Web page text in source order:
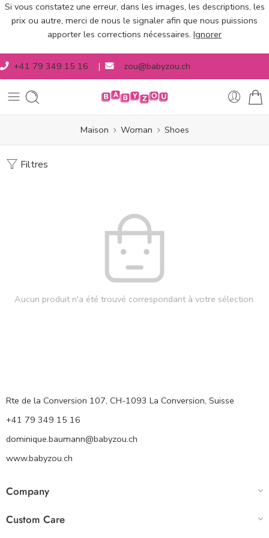
Si vous constatez une erreur, dans les images, les descriptions, les
prix ou autre, merci de nous le signaler afin que nous puissions
apporter les corrections nécessaires. Ignorer
+41 79 349 15 16 | zou@babyzou.ch
Maison Woman Shoes
Filtres
Aucun produit n'a été trouvé correspondant à votre sélection.
Rte de la Conversion 107, CH-1093 La Conversion, Suisse
+41 79 349 15 16
dominique.baumann@babyzou.ch
www.babyzou.ch
Company
Custom Care